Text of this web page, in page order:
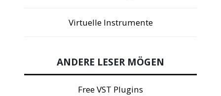
Virtuelle Instrumente
ANDERE LESER MÖGEN
Free VST Plugins